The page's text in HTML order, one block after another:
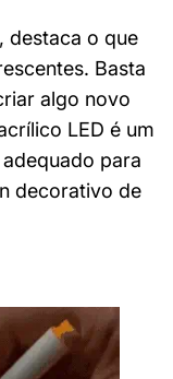
destaca o que
Basta
algo novo
LED é um
para
decorativo de